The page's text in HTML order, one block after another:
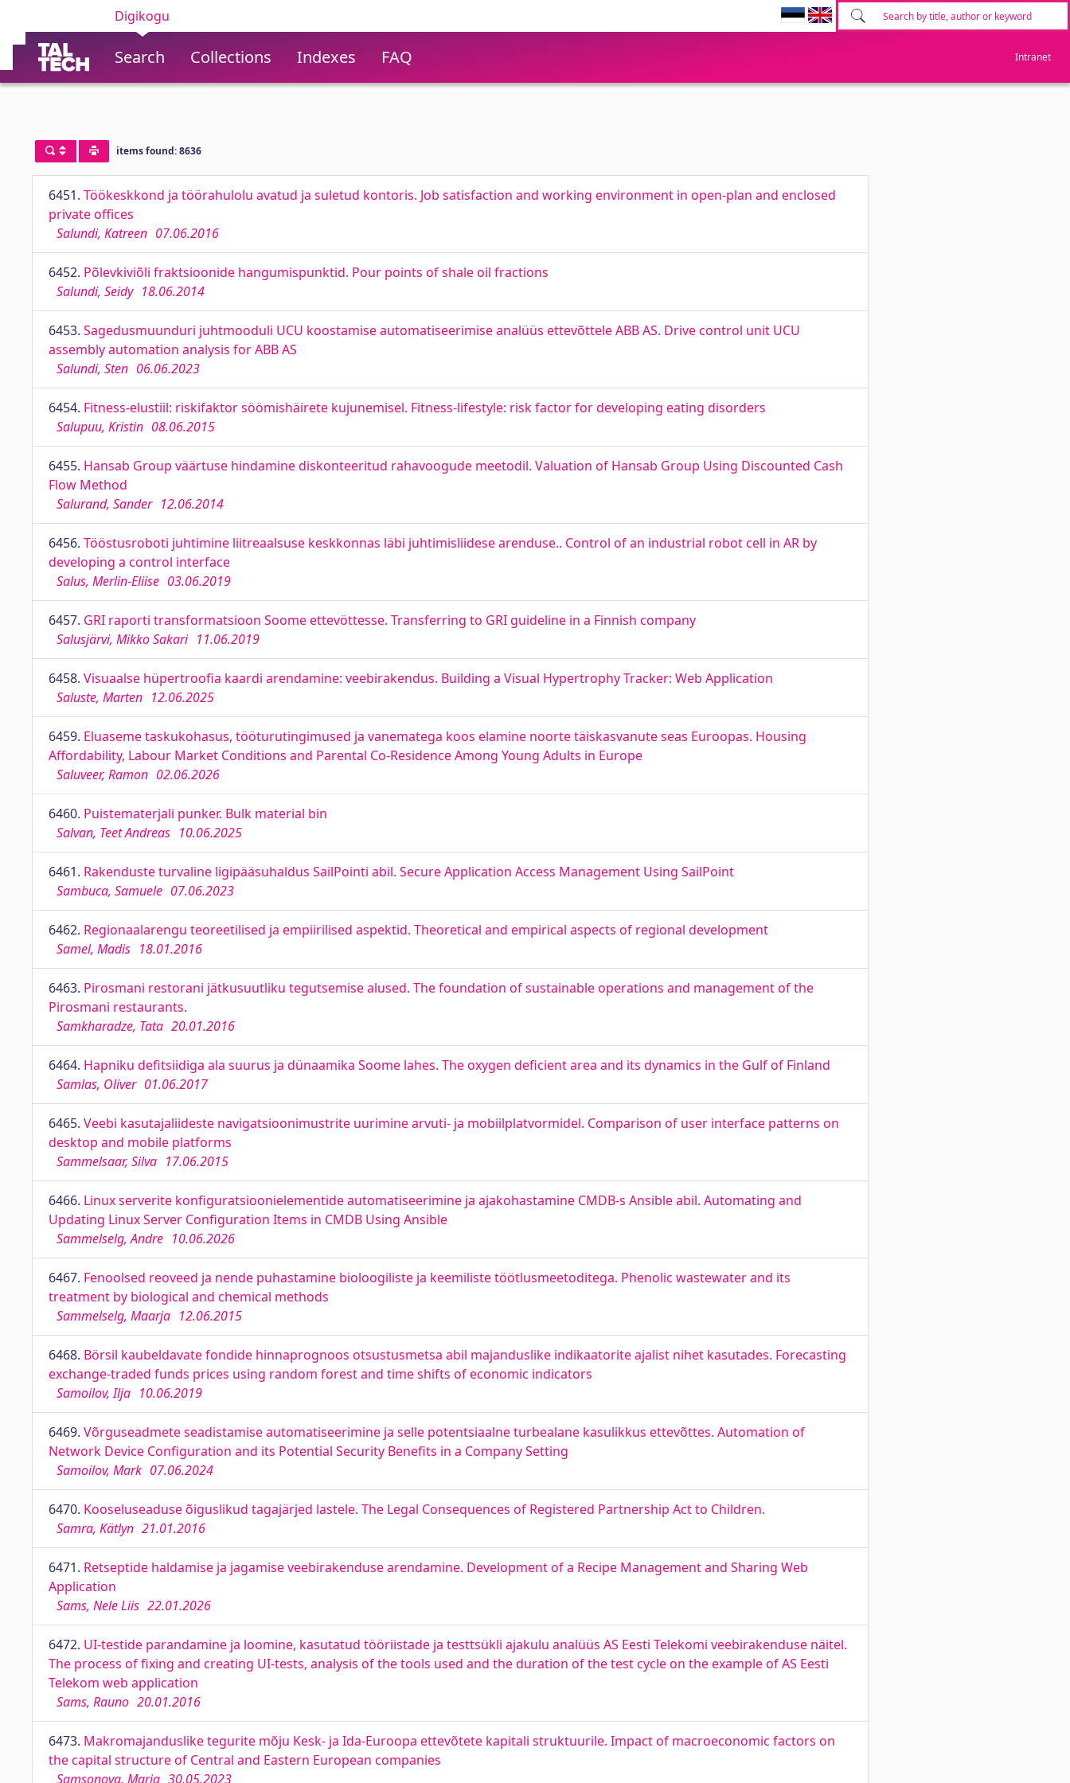
Digikogu
Search Collections Indexes FAQ Intranet
items found: 8636
6451. Töökeskkond ja töörahulolu avatud ja suletud kontoris. Job satisfaction and working environment in open-plan and enclosed
private offices
Salundi, Katreen 07.06.2016
6452. Põlevkiviõli fraktsioonide hangumispunktid. Pour points of shale oil fractions
Salundi, Seidy 18.06.2014
6453. Sagedusmuunduri juhtmooduli UCU koostamise automatiseerimise analüüs ettevõttele ABB AS. Drive control unit UCU
assembly automation analysis for ABB AS
Salundi, Sten 06.06.2023
6454. Fitness-elustiil: riskifaktor söömishäirete kujunemisel. Fitness-lifestyle: risk factor for developing eating disorders
Salupuu, Kristin 08.06.2015
6455. Hansab Group väärtuse hindamine diskonteeritud rahavoogude meetodil. Valuation of Hansab Group Using Discounted Cash
Flow Method
Salurand, Sander 12.06.2014
6456. Tööstusroboti juhtimine liitreaalsuse keskkonnas läbi juhtimisliidese arenduse.. Control of an industrial robot cell in AR by
developing a control interface
Salus, Merlin-Eliise 03.06.2019
6457. GRI raporti transformatsioon Soome ettevöttesse. Transferring to GRI guideline in a Finnish company
Salusjärvi, Mikko Sakari 11.06.2019
6458. Visuaalse hüpertroofia kaardi arendamine: veebirakendus. Building a Visual Hypertrophy Tracker: Web Application
Saluste, Marten 12.06.2025
6459. Eluaseme taskukohasus, tööturutingimused ja vanematega koos elamine noorte täiskasvanute seas Euroopas. Housing
Affordability, Labour Market Conditions and Parental Co-Residence Among Young Adults in Europe
Saluveer, Ramon 02.06.2026
6460. Puistematerjali punker. Bulk material bin
Salvan, Teet Andreas 10.06.2025
6461. Rakenduste turvaline ligipääsuhaldus SailPointi abil. Secure Application Access Management Using SailPoint
Sambuca, Samuele 07.06.2023
6462. Regionaalarengu teoreetilised ja empiirilised aspektid. Theoretical and empirical aspects of regional development
Samel, Madis 18.01.2016
6463. Pirosmani restorani jätkusuutliku tegutsemise alused. The foundation of sustainable operations and management of the
Pirosmani restaurants.
Samkharadze, Tata 20.01.2016
6464. Hapniku defitsiidiga ala suurus ja dünaamika Soome lahes. The oxygen deficient area and its dynamics in the Gulf of Finland
Samlas, Oliver 01.06.2017
6465. Veebi kasutajaliideste navigatsioonimustrite uurimine arvuti- ja mobiilplatvormidel. Comparison of user interface patterns on
desktop and mobile platforms
Sammelsaar, Silva 17.06.2015
6466. Linux serverite konfiguratsioonielementide automatiseerimine ja ajakohastamine CMDB-s Ansible abil. Automating and
Updating Linux Server Configuration Items in CMDB Using Ansible
Sammelselg, Andre 10.06.2026
6467. Fenoolsed reoveed ja nende puhastamine bioloogiliste ja keemiliste töötlusmeetoditega. Phenolic wastewater and its
treatment by biological and chemical methods
Sammelselg, Maarja 12.06.2015
6468. Börsil kaubeldavate fondide hinnaprognoos otsustusmetsa abil majanduslike indikaatorite ajalist nihet kasutades. Forecasting
exchange-traded funds prices using random forest and time shifts of economic indicators
Samoilov, Ilja 10.06.2019
6469. Võrguseadmete seadistamise automatiseerimine ja selle potentsiaalne turbealane kasulikkus ettevõttes. Automation of
Network Device Configuration and its Potential Security Benefits in a Company Setting
Samoilov, Mark 07.06.2024
6470. Kooseluseaduse õiguslikud tagajärjed lastele. The Legal Consequences of Registered Partnership Act to Children.
Samra, Kätlyn 21.01.2016
6471. Retseptide haldamise ja jagamise veebirakenduse arendamine. Development of a Recipe Management and Sharing Web
Application
Sams, Nele Liis 22.01.2026
6472. UI-testide parandamine ja loomine, kasutatud tööriistade ja testtsükli ajakulu analüüs AS Eesti Telekomi veebirakenduse näitel.
The process of fixing and creating UI-tests, analysis of the tools used and the duration of the test cycle on the example of AS Eesti
Telekom web application
Sams, Rauno 20.01.2016
6473. Makromajanduslike tegurite mõju Kesk- ja Ida-Euroopa ettevõtete kapitali struktuurile. Impact of macroeconomic factors on
the capital structure of Central and Eastern European companies
Samsonova, Maria 30.05.2023